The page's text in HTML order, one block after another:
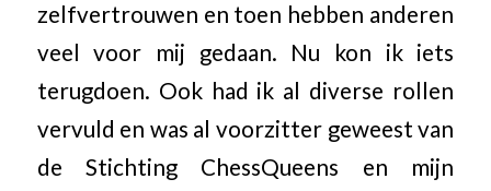
zelfvertrouwen en toen hebben anderen
veel voor mij gedaan. Nu kon ik iets
terugdoen. Ook had ik al diverse rollen
vervuld en was al voorzitter geweest van
de Stichting ChessQueens en mijn